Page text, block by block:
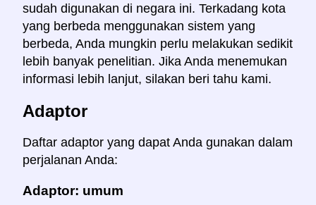
sudah digunakan di negara ini. Terkadang kota
yang berbeda menggunakan sistem yang
berbeda, Anda mungkin perlu melakukan sedikit
lebih banyak penelitian. Jika Anda menemukan
informasi lebih lanjut, silakan beri tahu kami.
Adaptor
Daftar adaptor yang dapat Anda gunakan dalam
perjalanan Anda:
Adaptor: umum